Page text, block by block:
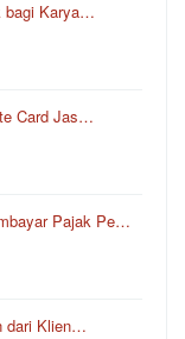
bagi Karya…
Card Jas…
Pajak Pe…
dari Klien…